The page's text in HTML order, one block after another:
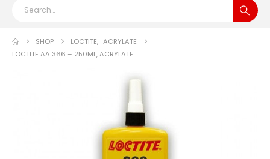
SHOP LOCTITE, ACRYLATE
LOCTITE AA 366 – 250ML, ACRYLATE